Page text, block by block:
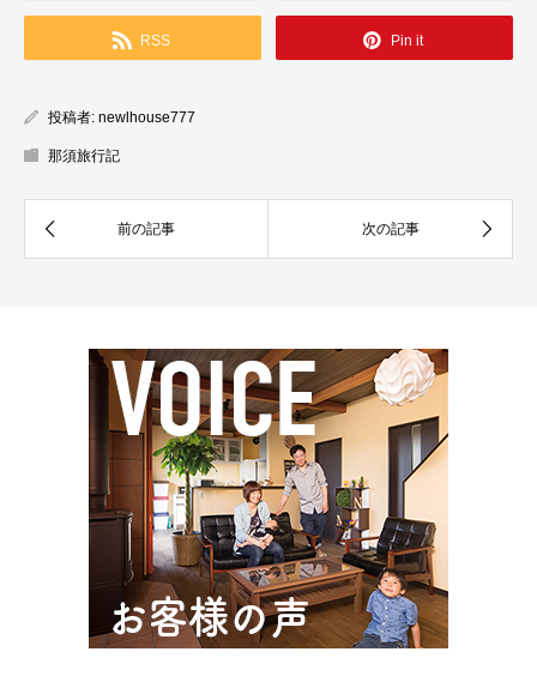
RSS Pin it
投稿者: newlhouse777
那須旅行記